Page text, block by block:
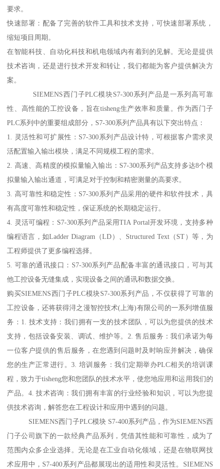
要求。
快速部署：配备了完善的软件工具和技术支持，可快速部署系统，
缩短项目周期。
在智能科技、自动化科技和机电领域内有着到的见解。无论是提供
技术咨询，还是进行技术开发和转让，我们都能为客户提供解决方
案。
SIEMENS西门子PLC模块S7-300系列产品是一系列高可靠
性、高性能的工控设备，旨在tisheng生产效率和质量。作为西门子
PLC系列中的重要组成部分，S7-300系列产品具有以下突出特点：
1. 灵活性和可扩展性：S7-300系列产品设计特，可根据客户需求灵
活配置输入输出模块，满足不同规模工程的需求。
2. 高速、高精度的模拟量输入输出：S7-300系列产品支持多达8个模
拟量输入输出通道，可满足对于控制和精密测量的高要求。
3. 高可靠性和稳定性：S7-300系列产品采用的硬件和软件技术，具
有高度可靠性和稳定性，保证系统的长期稳定运行。
4. 灵活可编程：S7-300系列产品采用TIA Portal开发环境，支持多种
编程语言，如Ladder Diagram（LD）、Structured Text（ST）等，为
工程师提供了更多编程选择。
5. 可靠的通讯接口：S7-300系列产品配备丰富的通讯接口，可与其
他工控设备无缝集成，实现设备之间的通讯和数据交换。
购买SIEMENS西门子PLC模块S7-300系列产品，不仅获得了可靠的
工控设备，还将获得浔之漫智控技术(上海)有限公司的一系列增值服
务：1. 技术支持：我们拥有一支的技术团队，可以为您提供的技术
支持，包括设备安装、调试、维护等。2. 售后服务：我们承诺为每
一位客户提供的售后服务，在您遇到问题时及时响应并解决，确保
您的生产正常进行。3. 培训服务：我们定期举办PLC相关的培训课
程，致力于tisheng您和您团队的技术水平，使您地应用和运用我们的
产品。4. 技术咨询：我们拥有丰富的行业经验和知识，可以为您提
供技术咨询，解答您在工程设计和应用中遇到的问题。
SIEMENS西门子PLC模块 S7-400系列产品，作为SIEMENS西
门子公司旗下的一款经典产品系列，凭借其性能和可靠性，成为了
范围内众多企业选择。无论是在工业自动化领域，还是在物联网技
术应用中，S7-400系列产品都展现出的适用性和灵活性。SIEMENS